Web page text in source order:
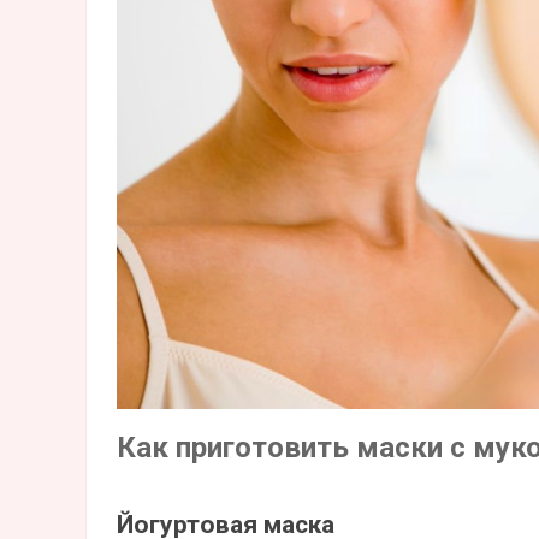
Как приготовить маски с
Йогуртовая маска